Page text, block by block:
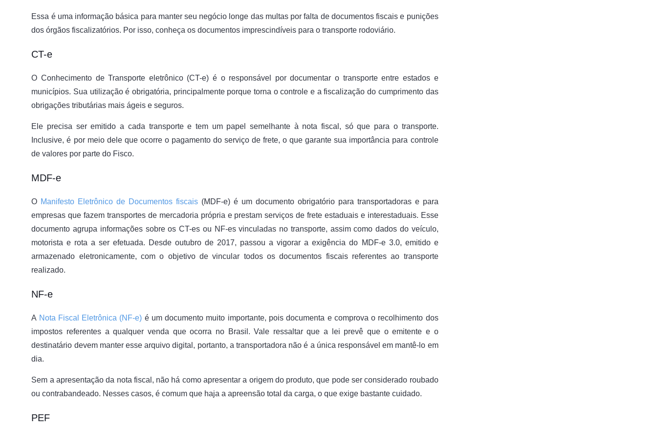
Essa é uma informação básica para manter seu negócio longe das multas por falta de documentos fiscais e punições
dos órgãos fiscalizatórios. Por isso, conheça os documentos imprescindíveis para o transporte rodoviário.
CT-e
O Conhecimento de Transporte eletrônico (CT-e) é o responsável por documentar o transporte entre estados e
municípios. Sua utilização é obrigatória, principalmente porque torna o controle e a fiscalização do cumprimento das
obrigações tributárias mais ágeis e seguros.
Ele precisa ser emitido a cada transporte e tem um papel semelhante à nota fiscal, só que para o transporte.
Inclusive, é por meio dele que ocorre o pagamento do serviço de frete, o que garante sua importância para controle
de valores por parte do Fisco.
MDF-e
O Manifesto Eletrônico de Documentos fiscais (MDF-e) é um documento obrigatório para transportadoras e para
empresas que fazem transportes de mercadoria própria e prestam serviços de frete estaduais e interestaduais. Esse
documento agrupa informações sobre os CT-es ou NF-es vinculadas no transporte, assim como dados do veículo,
motorista e rota a ser efetuada. Desde outubro de 2017, passou a vigorar a exigência do MDF-e 3.0, emitido e
armazenado eletronicamente, com o objetivo de vincular todos os documentos fiscais referentes ao transporte
realizado.
NF-e
A Nota Fiscal Eletrônica (NF-e) é um documento muito importante, pois documenta e comprova o recolhimento dos
impostos referentes a qualquer venda que ocorra no Brasil. Vale ressaltar que a lei prevê que o emitente e o
destinatário devem manter esse arquivo digital, portanto, a transportadora não é a única responsável em mantê-lo em
dia.
Sem a apresentação da nota fiscal, não há como apresentar a origem do produto, que pode ser considerado roubado
ou contrabandeado. Nesses casos, é comum que haja a apreensão total da carga, o que exige bastante cuidado.
PEF